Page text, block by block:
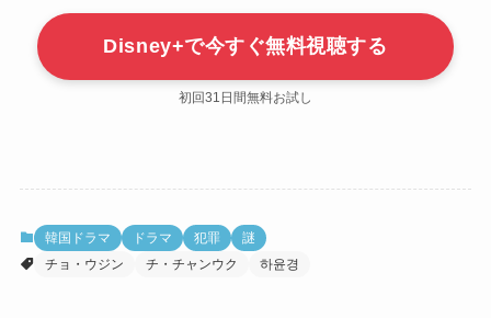
Disney+で今すぐ無料視聴する
初回31日間無料お試し
韓国ドラマ ドラマ 犯罪
謎
チョ・ウジン
チ・チャンウク 하윤경